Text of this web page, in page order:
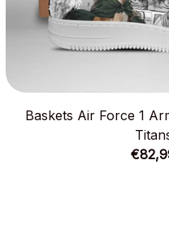
Baskets Air Force 1